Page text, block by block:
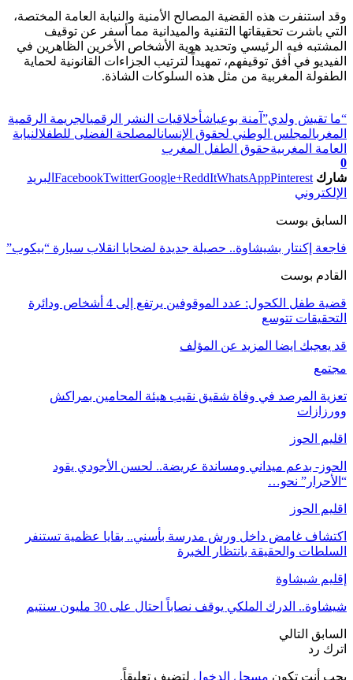
وقد استنفرت هذه القضية المصالح الأمنية والنيابة العامة المختصة،
التي باشرت تحقيقاتها التقنية والميدانية مما أسفر عن توقيف
المشتبه فيه الرئيسي وتحديد هوية الأشخاص الأخرين الظاهرين في
الفيديو في أفق توقيفهم، تمهيداً لترتيب الجزاءات القانونية لحماية
الطفولة المغربية من مثل هذه السلوكات الشاذة.
“ما تقيش ولدي” آمنة بوعياشأخلاقيات النشر الرقميالجريمة الرقمية
المغربالمجلس الوطني لحقوق الإنسانالمصلحة الفضلى للطفلالنيابة
العامة المغربيةحقوق الطفل المغرب
0
شارك
FacebookTwitterGoogle+ReddItWhatsAppPinterest
البريد
الإلكتروني
السابق بوست
فاجعة إكنتار بشيشاوة.. حصيلة جديدة لضحايا انقلاب سيارة “بيكوب”
القادم بوست
قضية طفل الكحول: عدد الموقوفين يرتفع إلى 4 أشخاص ودائرة
التحقيقات تتوسع
قد يعجبك ايضا المزيد عن المؤلف
مجتمع
تعزية المرصد في وفاة شقيق نقيب هيئة المحامين بمراكش
وورزازات
اقليم الحوز
الحوز- بدعم ميداني ومساندة عريضة.. لحسن الأجودي يقود
“الأحرار” نحو…
اقليم الحوز
اكتشاف غامض داخل ورش مدرسة بأسني.. بقايا عظمية تستنفر
السلطات والحقيقة بانتظار الخبرة
إقليم شيشاوة
شيشاوة.. الدرك الملكي يوقف نصاباً احتال على 30 مليون سنتيم
السابق التالي
اترك رد
يجب أنت تكون مسجل الدخول لتضيف تعليقاً.